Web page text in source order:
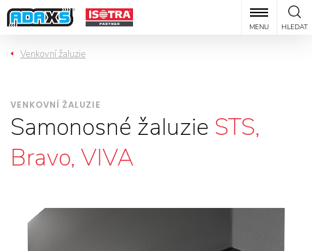
HLEDAT
MENU
Venkovní žaluzie
VENKOVNÍ ŽALUZIE
Samonosné žaluzie STS,
Bravo, VIVA